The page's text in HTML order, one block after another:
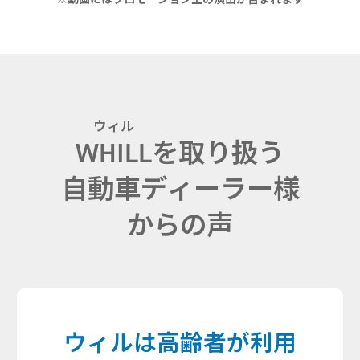
WHILL
ウィル
を取り扱う
自動車ディーラー様
からの声
ウィルは高齢者が利用